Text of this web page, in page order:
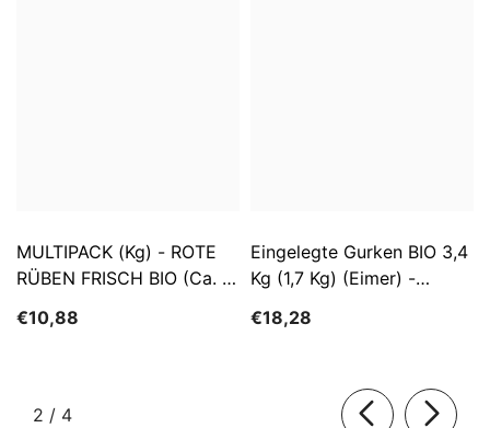
MULTIPACK (kg) - ROTE
RÜBEN FRISCH BIO (ca. 5
€10,88
Eingelegte Gurken BIO 3,4
Kg (1,7 Kg) (Eimer) -
€18,28
2 / von
4